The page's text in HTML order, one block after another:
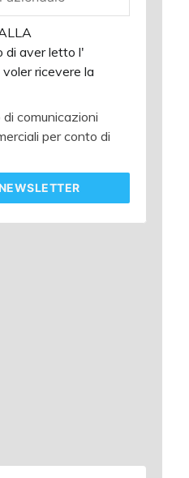
di aver letto l'
voler ricevere la
comunicazioni
per conto di